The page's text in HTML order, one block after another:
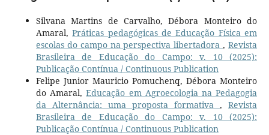
Silvana Martins de Carvalho, Débora Monteiro do
Amaral,Práticas pedagógicas de Educação Física em
escolas do campo na perspectiva libertadora,Revista
Brasileira de Educação do Campo: v. 10 (2025):
Publicação Contínua / Continuous Publication
Felipe Junior Mauricio Pomuchenq, Débora Monteiro
do Amaral,Educação em Agroecologia na Pedagogia
da Alternância: uma proposta formativa,Revista
Brasileira de Educação do Campo: v. 10 (2025):
Publicação Contínua / Continuous Publication